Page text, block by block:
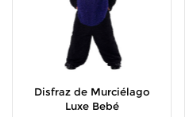
Disfraz de Murciélago
Luxe Bebé